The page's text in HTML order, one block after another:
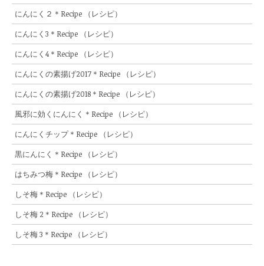
にんにく２＊Recipe （レシピ）
にんにく3＊Recipe （レシピ）
にんにく4＊Recipe （レシピ）
にんにくの素揚げ2017＊Recipe （レシピ）
にんにくの素揚げ2018＊Recipe （レシピ）
風邪に効くにんにく＊Recipe （レシピ）
にんにくチップ＊Recipe （レシピ）
黒にんにく＊Recipe （レシピ）
はちみつ梅＊Recipe （レシピ）
しそ梅＊Recipe （レシピ）
しそ梅 2＊Recipe （レシピ）
しそ梅 3＊Recipe （レシピ）